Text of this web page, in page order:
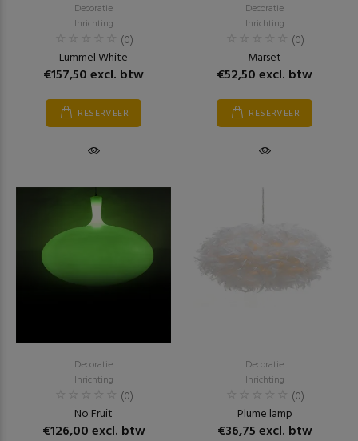
Decoratie
Inrichting
(0)
Lummel White
€157,50 excl. btw
RESERVEER
Decoratie
Inrichting
(0)
Marset
€52,50 excl. btw
RESERVEER
Decoratie
Inrichting
(0)
No Fruit
€126,00 excl. btw
Decoratie
Inrichting
(0)
Plume lamp
€36,75 excl. btw